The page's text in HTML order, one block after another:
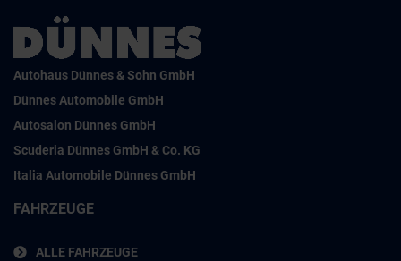
Autohaus Dünnes & Sohn GmbH
Dünnes Automobile GmbH
Autosalon Dünnes GmbH
Scuderia Dünnes GmbH & Co. KG
Italia Automobile Dünnes GmbH
FAHRZEUGE
ALLE FAHRZEUGE